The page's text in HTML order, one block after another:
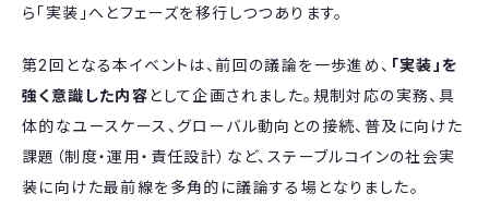
ら「実装」へとフェーズを移行しつつあります。
第2回となる本イベントは、前回の議論を一歩進め、 「実装」を
強く意識した内容として企画されました。規制対応の実務、具
体的なユースケース、グローバル動向との接続、普及に向けた
課題（制度・運用・責任設計）など、ステーブルコインの社会実
装に向けた最前線を多角的に議論する場となりました。